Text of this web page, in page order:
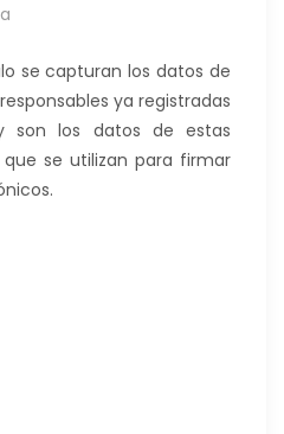
se capturan los datos de
ya registradas
son los datos de estas
que se utilizan para firmar